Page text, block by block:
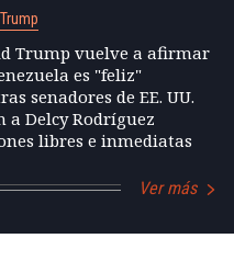
Trump vuelve a afirmar
es "feliz"
senadores de EE. UU.
a Delcy Rodríguez
libres e inmediatas
Ver más